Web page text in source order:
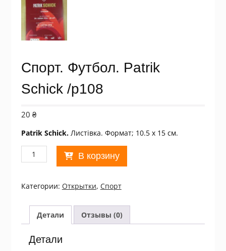
Спорт. Футбол. Patrik
Schick /p108
20 ₴
Patrik Schick.Листівка. Формат; 10.5 х 15 см.
Количество
товара
Футбол.
Schick
/p108
В корзину
Категории: Открытки, Спорт
Детали Отзывы (0)
Детали